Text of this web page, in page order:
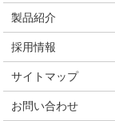
製品紹介
採用情報
サイトマップ
お問い合わせ